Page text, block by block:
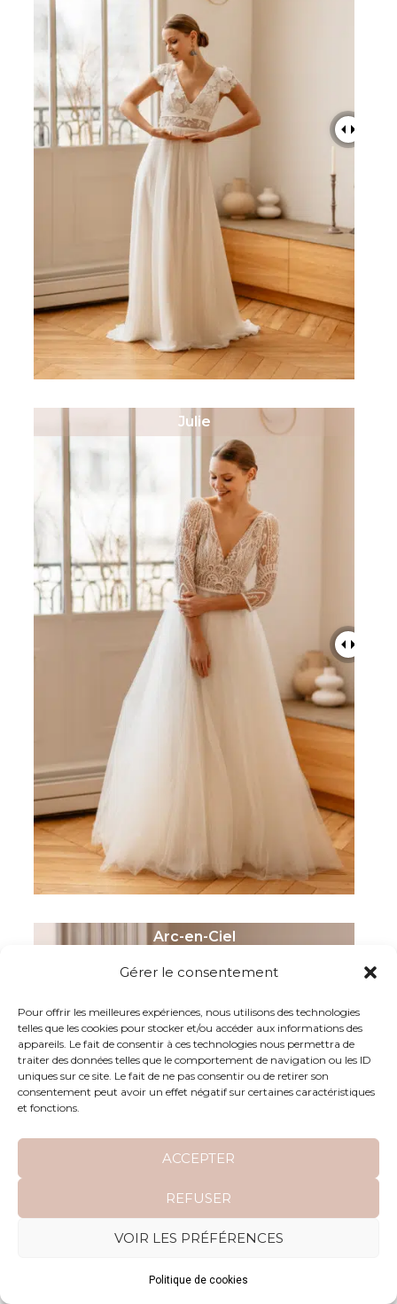
Gérer le consentement
Pour offrir les meilleures expériences, nous utilisons des technologies
telles que les cookies pour stocker et/ou accéder aux informations des
appareils. Le fait de consentir à ces technologies nous permettra de
traiter des données telles que le comportement de navigation ou les ID
uniques sur ce site. Le fait de ne pas consentir ou de retirer son
consentement peut avoir un effet négatif sur certaines caractéristiques
et fonctions.
ACCEPTER
REFUSER
VOIR LES PRÉFÉRENCES
Politique de cookies
Julie
Arc-en-Ciel